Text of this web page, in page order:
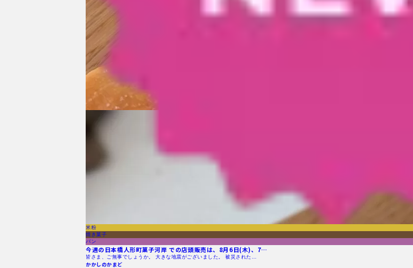
米粉
焼き菓子
パン
今週の日本橋人形町菓子河岸 での店頭販売は、8月6日(木)、7…
皆さま、ご無事でしょうか。 大きな地震がございました。 被災された…
かかしのかまど